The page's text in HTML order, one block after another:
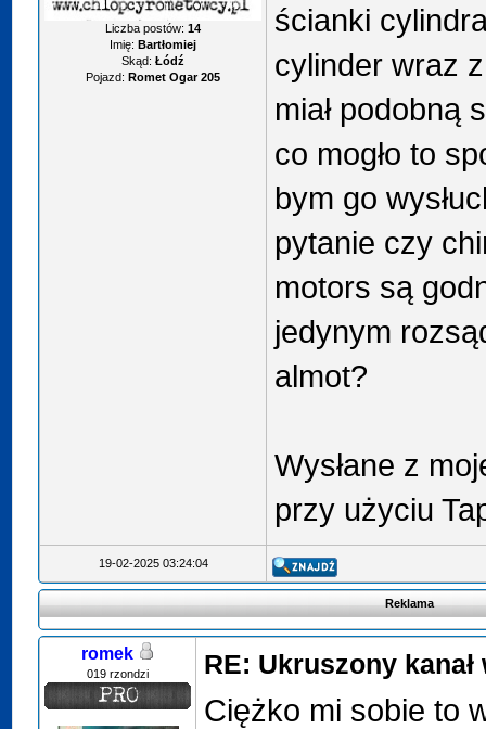
Liczba postów:14
Imię: Bartłomiej
Skąd: Łódź
Pojazd: Romet Ogar 205
ścianki
cylinder wraz
miał podobną
co mogło to
bym go
pytanie czy
motors są
jedynym
almot?
Wysłane z
przy użyciu
19-02-2025 03:24:04
Reklama
romek
019 rzondzi RE: Ukruszony
Ciężko mi sobie to